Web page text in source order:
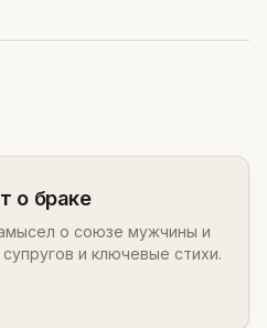
о браке
о союзе мужчины и
и ключевые стихи.